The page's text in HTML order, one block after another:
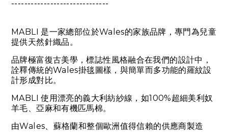
------------------------------
MABLI 是一家總部位於Wales的家族品牌，專門為兒童
提供天然針織品。
品牌極富復古美學，標誌性風格融合在我們的設計中，
詮釋傳統的Wales掛毯圖樣，與簡單而多功能的羅紋設
計形成對比。
MABLI使用漂亮的義大利紡紗線，如100%超細美利奴
羊毛、亞麻和有機匹馬棉。
由Wales、蘇格蘭和整個歐洲值得信賴的供應商製造